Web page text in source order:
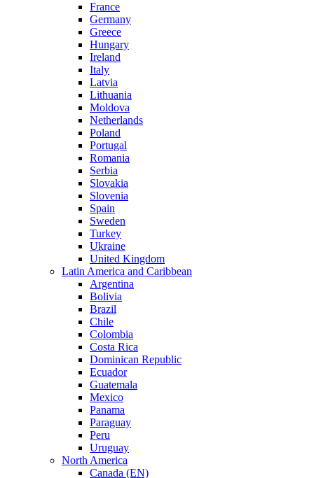
France
Germany
Greece
Hungary
Ireland
Italy
Latvia
Lithuania
Moldova
Netherlands
Poland
Portugal
Romania
Serbia
Slovakia
Slovenia
Spain
Sweden
Turkey
Ukraine
United Kingdom
Latin America and Caribbean
Argentina
Bolivia
Brazil
Chile
Colombia
Costa Rica
Dominican Republic
Ecuador
Guatemala
Mexico
Panama
Paraguay
Peru
Uruguay
North America
Canada (EN)